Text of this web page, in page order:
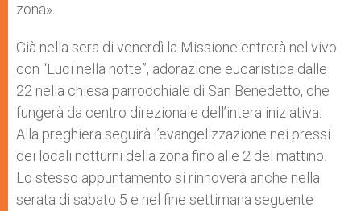
zona».
Già nella sera di venerdì la Missione entrerà nel vivo
con “Luci nella notte”, adorazione eucaristica dalle
22 nella chiesa parrocchiale di San Benedetto, che
fungerà da centro direzionale dell’intera iniziativa.
Alla preghiera seguirà l’evangelizzazione nei pressi
dei locali notturni della zona fino alle 2 del mattino.
Lo stesso appuntamento si rinnoverà anche nella
serata di sabato 5 e nel fine settimana seguente